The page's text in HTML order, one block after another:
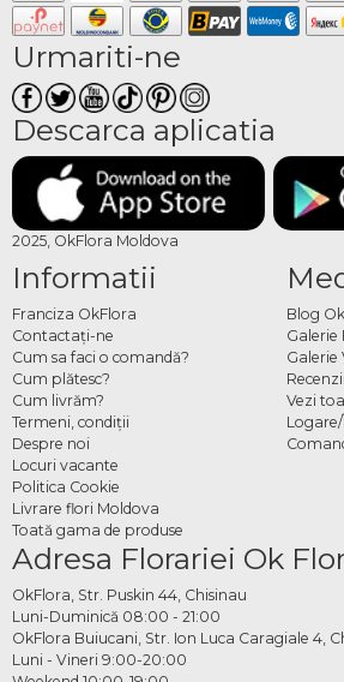
Urmariti-ne
Descarca aplicatia
2025, OkFlora Moldova
Informatii
Franciza OkFlora
Contactaţi-ne
Cum sa faci o comandă?
Cum plătesc?
Cum livrăm?
Termeni, condiţii
Despre noi
Locuri vacante
Politica Cookie
Livrare flori Moldova
Toată gama de produse
Blog
Galerie
Galerie
Recenzii
Vezi
Adresa Florariei Ok
OkFlora, Str. Puskin 44, Chisinau
Luni-Duminică 08:00 - 21:00
OkFlora Buiucani, Str. Ion Luca Caragiale 4,
Luni - Vineri 9:00-20:00